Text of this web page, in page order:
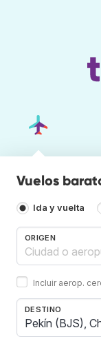
Vuelos
Ida y vuelta
ORIGEN
Incluir aerop.
DESTINO